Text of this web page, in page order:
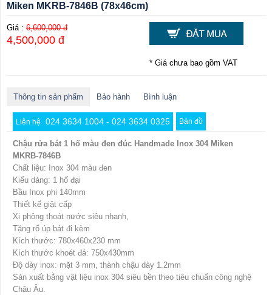
Miken MKRB-7846B (78x46cm)
Giá : 6,600,000 đ
4,500,000 đ
* Giá chưa bao gồm VAT
Thông tin sản phẩm Bảo hành Bình luận
Liên hệ 024 3634 1004 - 024 3634 0325 Bản đồ
Chậu rửa bát 1 hố màu đen đúc Handmade Inox 304 Miken
MKRB-7846B
Chất liệu: Inox 304 màu đen
Kiểu dáng: 1 hố đại
Bầu Inox phi 140mm
Thiết kế giật cấp
Xi phông thoát nước siêu nhanh,
Tặng rổ úp bát đi kèm
Kích thước: 780x460x230 mm
Kích thước khoét đá: 750x430mm
Độ dày inox: mặt 3 mm, thành chậu dày 1.2mm
Sản xuất bằng vật liệu inox 304 siêu bền theo tiêu chuẩn công nghệ
Châu Âu.